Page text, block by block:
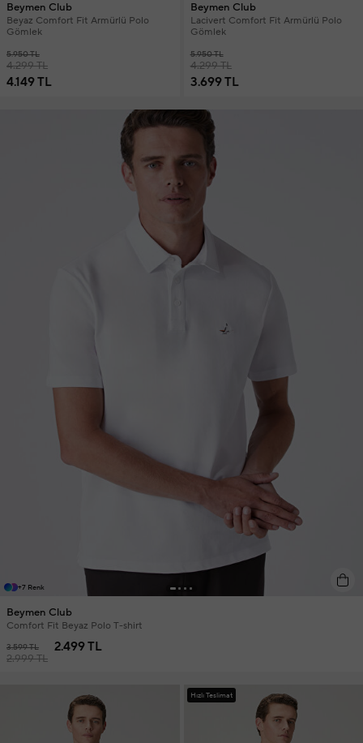
Beymen Club
Beyaz Comfort Fit Armürlü Polo
Gömlek
5.950 TL
4.299 TL
4.149 TL
Beymen Club
Lacivert Comfort Fit Armürlü Polo
Gömlek
5.950 TL
4.299 TL
3.699 TL
+7 Renk
Beymen Club
Comfort Fit Beyaz Polo T-shirt
3.599 TL
2.999 TL
2.499 TL
Hızlı Teslimat